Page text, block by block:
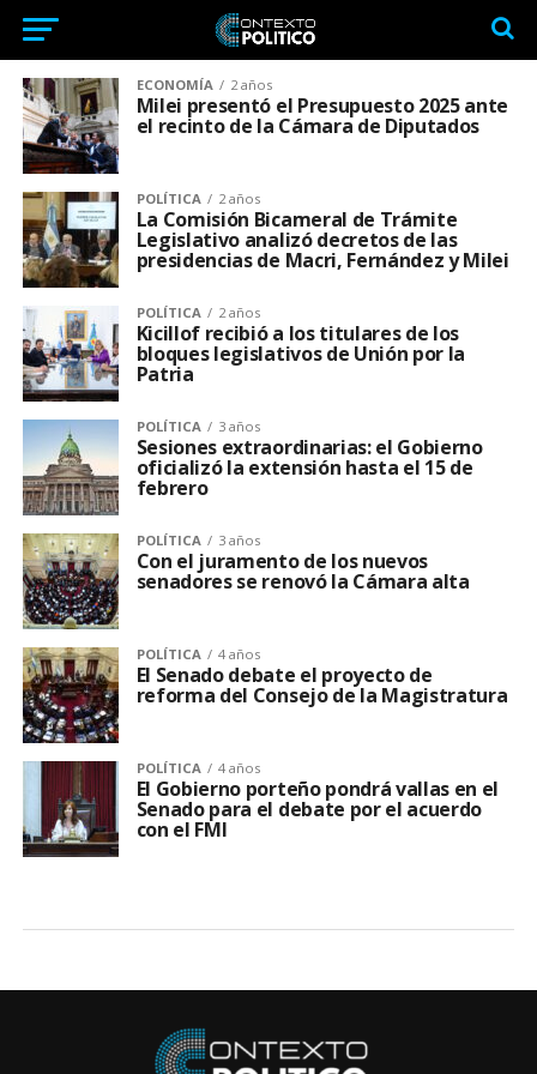
ECONOMÍA 2 años
Milei presentó el Presupuesto 2025 ante
el recinto de la Cámara de Diputados
POLÍTICA 2 años
La Comisión Bicameral de Trámite
Legislativo analizó decretos de las
presidencias de Macri, Fernández y Milei
POLÍTICA 2 años
Kicillof recibió a los titulares de los
bloques legislativos de Unión por la
Patria
POLÍTICA 3 años
Sesiones extraordinarias: el Gobierno
oficializó la extensión hasta el 15 de
febrero
POLÍTICA 3 años
Con el juramento de los nuevos
senadores se renovó la Cámara alta
POLÍTICA 4 años
El Senado debate el proyecto de
reforma del Consejo de la Magistratura
POLÍTICA 4 años
El Gobierno porteño pondrá vallas en el
Senado para el debate por el acuerdo
con el FMI